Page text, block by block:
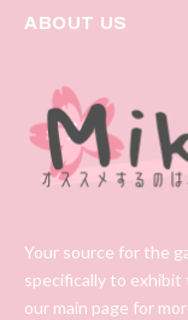
ABOUT US
Your source for the
specifically to exhibit
our main page for